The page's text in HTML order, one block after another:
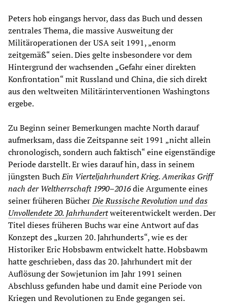
Peters hob eingangs hervor, dass das Buch und dessen
zentrales Thema, die massive Ausweitung der
Militäroperationen der USA seit 1991, „enorm
zeitgemäß“ seien. Dies gelte insbesondere vor dem
Hintergrund der wachsenden „Gefahr einer direkten
Konfrontation“ mit Russland und China, die sich direkt
aus den weltweiten Militärinterventionen Washingtons
ergebe.
Zu Beginn seiner Bemerkungen machte North darauf
aufmerksam, dass die Zeitspanne seit 1991 „nicht allein
chronologisch, sondern auch faktisch“ eine eigenständige
Periode darstellt. Er wies darauf hin, dass in seinem
jüngsten BuchEin Vierteljahrhundert Krieg. Amerikas Griff
nach der Weltherrschaft 1990–2016die Argumente eines
seiner früheren BücherDie Russische Revolution und das
Unvollendete 20. Jahrhundertweiterentwickelt werden. Der
Titel dieses früheren Buchs war eine Antwort auf das
Konzept des „kurzen 20. Jahrhunderts“, wie es der
Historiker Eric Hobsbawm entwickelt hatte. Hobsbawm
hatte geschrieben, dass das 20. Jahrhundert mit der
Auflösung der Sowjetunion im Jahr 1991 seinen
Abschluss gefunden habe und damit eine Periode von
Kriegen und Revolutionen zu Ende gegangen sei.